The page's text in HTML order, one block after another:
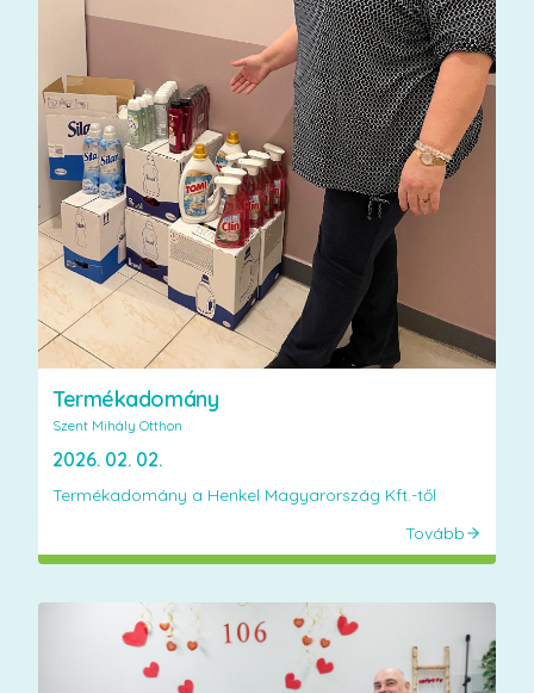
Termékadomány
Szent Mihály Otthon
2026. 02. 02.
Termékadomány a Henkel Magyarország Kft.-től
Tovább